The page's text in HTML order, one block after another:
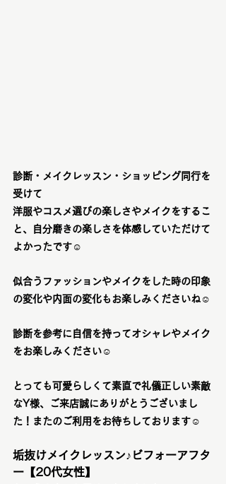
診断・メイクレッスン・ショッピング同行を
受けて
洋服やコスメ選びの楽しさやメイクをするこ
と、自分磨きの楽しさを体感していただけて
よかったです☺️
似合うファッションやメイクをした時の印象
の変化や内面の変化もお楽しみくださいね☺️
診断を参考に自信を持ってオシャレやメイク
をお楽しみください☺️
とっても可愛らしくて素直で礼儀正しい素敵
なY様、ご来店誠にありがとうございまし
た！またのご利用をお待ちしております☺️
垢抜けメイクレッスン♪ビフォーアフタ
ー【20代女性】